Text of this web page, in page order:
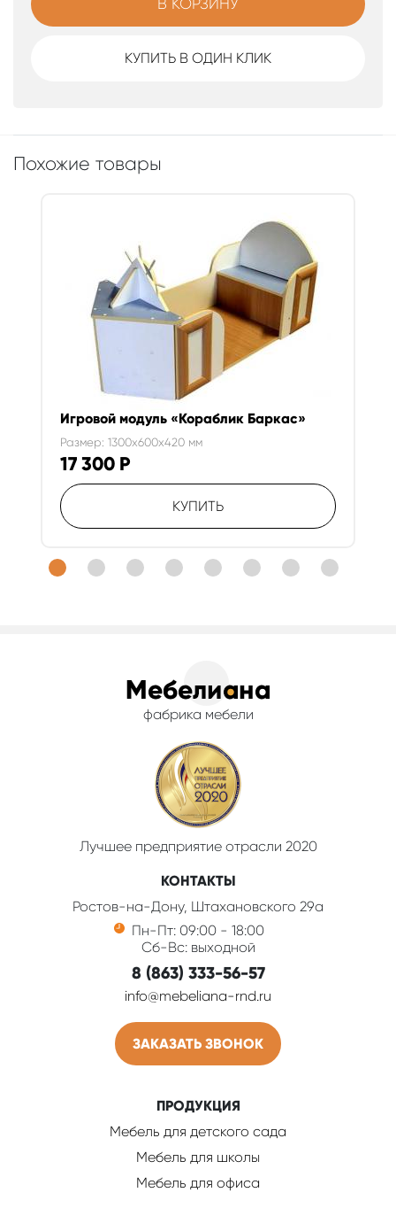
КУПИТЬ В ОДИН КЛИК
Похожие товары
Игровой модуль «Кораблик Баркас»
Размер: 1300x600x420 мм
17 300 Р
КУПИТЬ
фабрика мебели
Лучшее предприятие отрасли 2020
КОНТАКТЫ
Ростов-на-Дону, Штахановского 29а
Пн-Пт: 09:00 - 18:00
Сб-Вс: выходной
8 (863) 333-56-57
info@mebeliana-rnd.ru
ЗАКАЗАТЬ ЗВОНОК
ПРОДУКЦИЯ
Мебель для детского сада
Мебель для школы
Мебель для офиса